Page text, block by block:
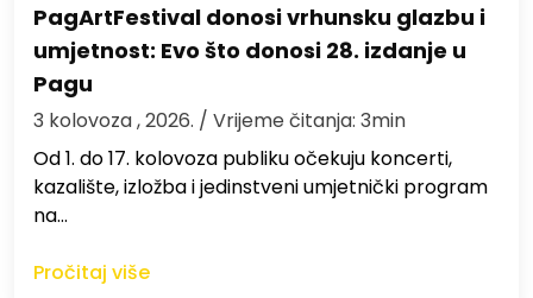
PagArtFestival donosi vrhunsku glazbu i
umjetnost: Evo što donosi 28. izdanje u
Pagu
3 kolovoza , 2026. / Vrijeme čitanja: 3min
Od 1. do 17. kolovoza publiku očekuju koncerti,
kazalište, izložba i jedinstveni umjetnički program
na…
Pročitaj više